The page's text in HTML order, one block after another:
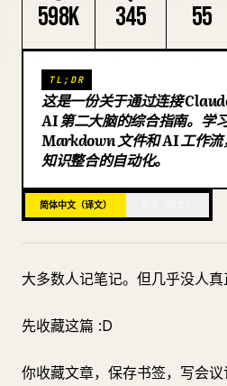
下载
博客
598K 345 55
TL;DR
这是一份关于通过连接
AI 第二大脑的综合指南。学
Markdown 文件和 AI 工作流
知识整合的自动化。
简体中文（译文）
大多数人记笔记。但几乎没人真
先收藏这篇 :D
你收藏文章，保存书签，写会